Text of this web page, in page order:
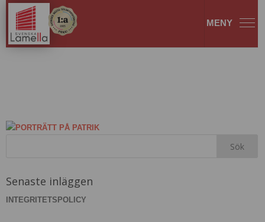
Senaste inläggen
INTEGRITETSPOLICY